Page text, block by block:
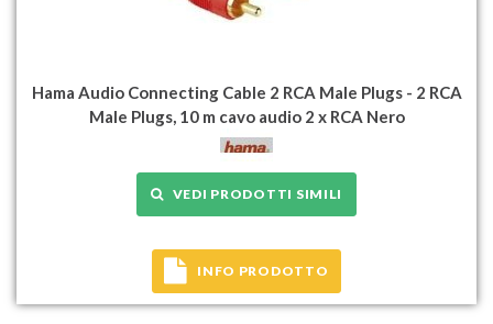
Hama Audio Connecting Cable 2 RCA Male Plugs - 2 RCA
Male Plugs, 10 m cavo audio 2 x RCA Nero
VEDI PRODOTTI SIMILI
INFO PRODOTTO